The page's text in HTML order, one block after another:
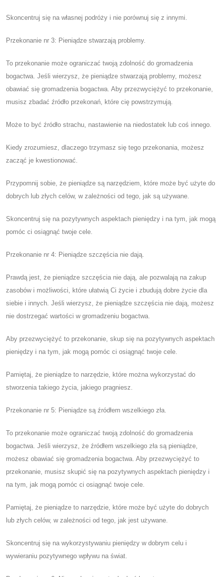
Skoncentruj się na własnej podróży i nie porównuj się z innymi.
Przekonanie nr 3: Pieniądze stwarzają problemy.
To przekonanie może ograniczać twoją zdolność do gromadzenia
bogactwa. Jeśli wierzysz, że pieniądze stwarzają problemy, możesz
obawiać się gromadzenia bogactwa. Aby przezwyciężyć to przekonanie,
musisz zbadać źródło przekonań, które cię powstrzymują.
Może to być źródło strachu, nastawienie na niedostatek lub coś innego.
Kiedy zrozumiesz, dlaczego trzymasz się tego przekonania, możesz
zacząć je kwestionować.
Przypomnij sobie, że pieniądze są narzędziem, które może być użyte do
dobrych lub złych celów, w zależności od tego, jak są używane.
Skoncentruj się na pozytywnych aspektach pieniędzy i na tym, jak mogą
pomóc ci osiągnąć twoje cele.
Przekonanie nr 4: Pieniądze szczęścia nie dają.
Prawdą jest, że pieniądze szczęścia nie dają, ale pozwalają na zakup
zasobów i możliwości, które ułatwią Ci życie i zbudują dobre życie dla
siebie i innych. Jeśli wierzysz, że pieniądze szczęścia nie dają, możesz
nie dostrzegać wartości w gromadzeniu bogactwa.
Aby przezwyciężyć to przekonanie, skup się na pozytywnych aspektach
pieniędzy i na tym, jak mogą pomóc ci osiągnąć twoje cele.
Pamiętaj, że pieniądze to narzędzie, które można wykorzystać do
stworzenia takiego życia, jakiego pragniesz.
Przekonanie nr 5: Pieniądze są źródłem wszelkiego zła.
To przekonanie może ograniczać twoją zdolność do gromadzenia
bogactwa. Jeśli wierzysz, że źródłem wszelkiego zła są pieniądze,
możesz obawiać się gromadzenia bogactwa. Aby przezwyciężyć to
przekonanie, musisz skupić się na pozytywnych aspektach pieniędzy i
na tym, jak mogą pomóc ci osiągnąć twoje cele.
Pamiętaj, że pieniądze to narzędzie, które może być użyte do dobrych
lub złych celów, w zależności od tego, jak jest używane.
Skoncentruj się na wykorzystywaniu pieniędzy w dobrym celu i
wywieraniu pozytywnego wpływu na świat.